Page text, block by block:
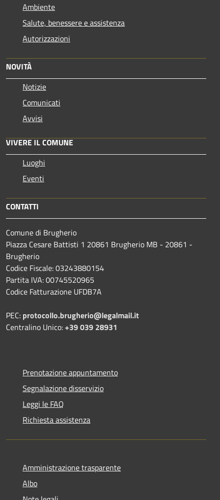
Ambiente
Salute, benessere e assistenza
Autorizzazioni
NOVITÀ
Notizie
Comunicati
Avvisi
VIVERE IL COMUNE
Luoghi
Eventi
CONTATTI
Comune di Brugherio
Piazza Cesare Battisti 1 20861 Brugherio MB - 20861 -
Brugherio
Codice Fiscale: 03243880154
Partita IVA: 00745520965
Codice Fatturazione UFDB7A
PEC: protocollo.brugherio@legalmail.it
Centralino Unico:+39 039 28931
Prenotazione appuntamento
Segnalazione disservizio
Leggi le FAQ
Richiesta assistenza
Amministrazione trasparente
Albo